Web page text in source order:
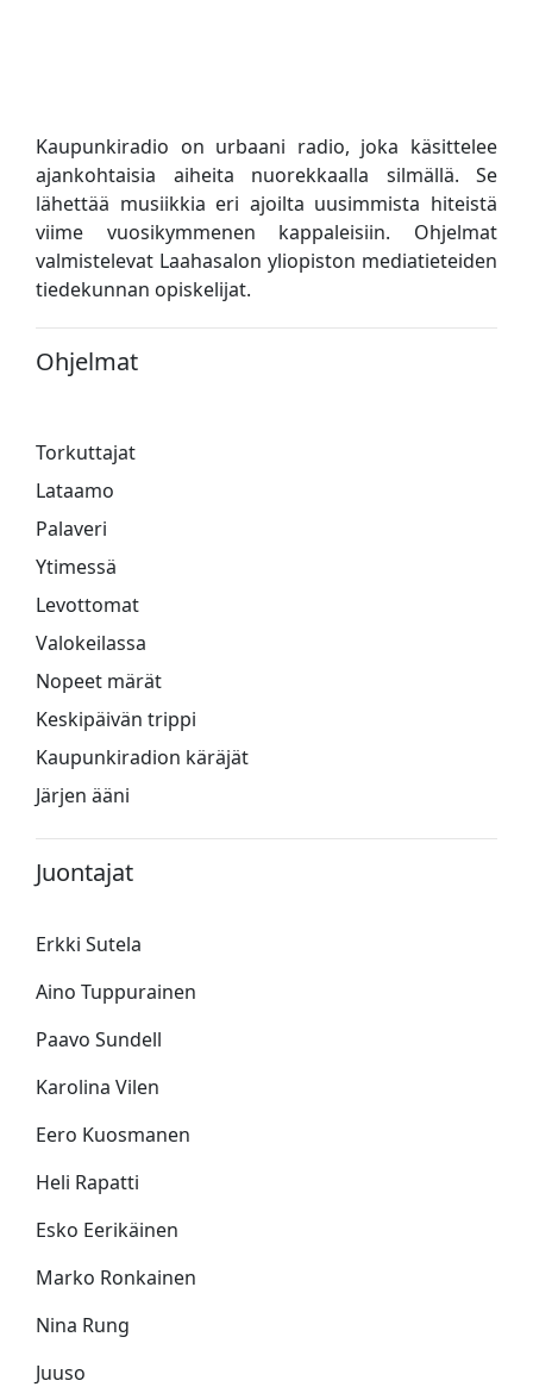
Kaupunkiradio on urbaani radio, joka käsittelee
ajankohtaisia ​​aiheita nuorekkaalla silmällä. Se
lähettää musiikkia eri ajoilta uusimmista hiteistä
viime vuosikymmenen kappaleisiin. Ohjelmat
valmistelevat Laahasalon yliopiston mediatieteiden
tiedekunnan opiskelijat.
Ohjelmat
Torkuttajat
Lataamo
Palaveri
Ytimessä
Levottomat
Valokeilassa
Nopeet märät
Keskipäivän trippi
Kaupunkiradion käräjät
Järjen ääni
Juontajat
Erkki Sutela
Aino Tuppurainen
Paavo Sundell
Karolina Vilen
Eero Kuosmanen
Heli Rapatti
Esko Eerikäinen
Marko Ronkainen
Nina Rung
Juuso